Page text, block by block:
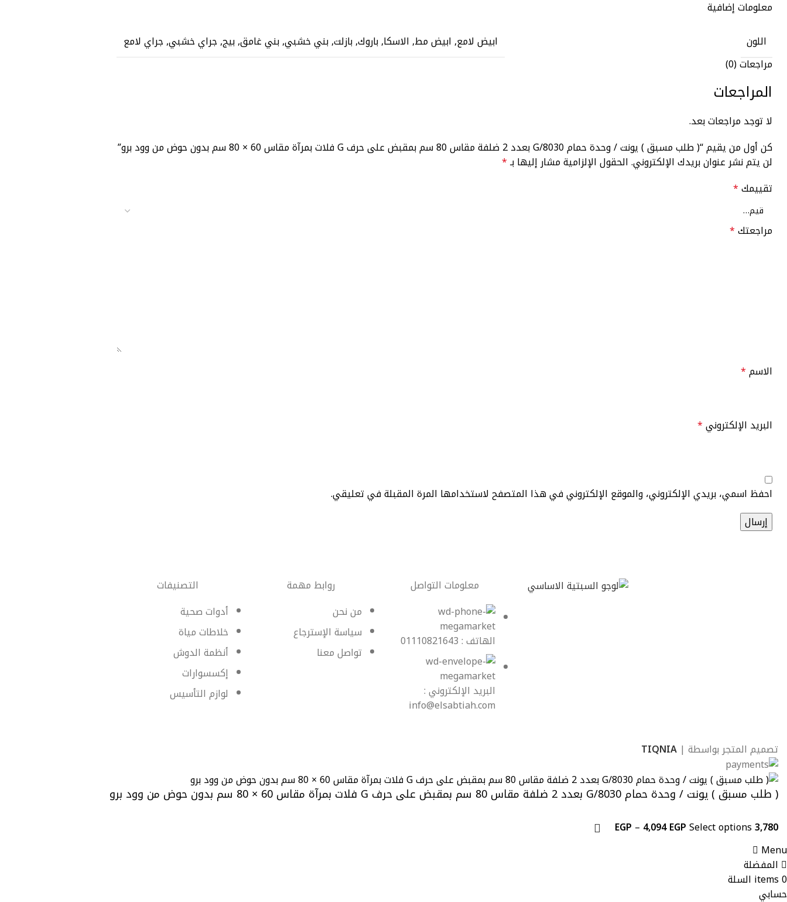
معلومات إضافية
اللون
ابيض لامع, ابيض مط, الاسكا, باروك, بازلت, بني خشبي, بني غامق, بيج, جراي خشبي, جراي لامع
مراجعات (0)
المراجعات
لا توجد مراجعات بعد.
كن أول من يقيم “( طلب مسبق ) يونت / وحدة حمام G/8030 بعدد 2 ضلفة مقاس 80 سم بمقبض على حرف G فلات بمرآة مقاس 60 × 80 سم بدون حوض من وود برو”
لن يتم نشر عنوان بريدك الإلكتروني.الحقول الإلزامية مشار إليها بـ*
تقييمك*
مراجعتك*
الاسم*
البريد الإلكتروني*
احفظ اسمي، بريدي الإلكتروني، والموقع الإلكتروني في هذا المتصفح لاستخدامها المرة المقبلة في تعليقي.
معلومات التواصل
الهاتف : 01110821643
البريد الإلكتروني :
info@elsabtiah.com
روابط مهمة
من نحن
سياسة الإسترجاع
تواصل معنا
التصنيفات
أدوات صحية
خلاطات مياة
أنظمة الدوش
إكسسوارات
لوازم التأسيس
تصميم المتجر بواسطة | TIQNIA
( طلب مسبق ) يونت / وحدة حمام G/8030 بعدد 2 ضلفة مقاس 80 سم بمقبض على حرف G فلات بمرآة مقاس 60 × 80 سم بدون حوض من وود برو
3,780
EGP – 4,094EGPSelect options
Menu
المفضلة
0
items السلة
حسابي